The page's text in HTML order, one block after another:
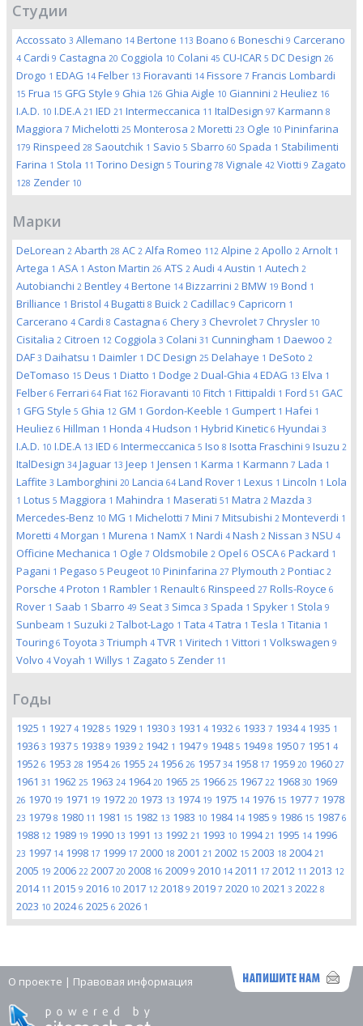
Студии
Accossato 3 Allemano 14 Bertone 113 Boano 6 Boneschi 9 Carcerano
4 Cardi 9 Castagna 20 Coggiola 10 Colani 45 CU-ICAR 5 DC Design 26
Drogo 1 EDAG 14 Felber 13 Fioravanti 14 Fissore 7 Francis Lombardi
15 Frua 15 GFG Style 9 Ghia 126 Ghia Aigle 10 Giannini 2 Heuliez 16
I.A.D. 10 I.DE.A 21 IED 21 Intermeccanica 11 ItalDesign 97 Karmann 8
Maggiora 7 Michelotti 25 Monterosa 2 Moretti 23 Ogle 10 Pininfarina
179 Rinspeed 28 Saoutchik 1 Savio 5 Sbarro 60 Spada 1 Stabilimenti
Farina 1 Stola 11 Torino Design 5 Touring 78 Vignale 42 Viotti 9 Zagato
128 Zender 10
Марки
DeLorean 2 Abarth 28 AC 2 Alfa Romeo 112 Alpine 2 Apollo 2 Arnolt 1
Artega 1 ASA 1 Aston Martin 26 ATS 2 Audi 4 Austin 1 Autech 2
Autobianchi 2 Bentley 4 Bertone 14 Bizzarrini 2 BMW 19 Bond 1
Brilliance 1 Bristol 4 Bugatti 8 Buick 2 Cadillac 9 Capricorn 1
Carcerano 4 Cardi 8 Castagna 6 Chery 3 Chevrolet 7 Chrysler 10
Cisitalia 2 Citroen 12 Coggiola 3 Colani 31 Cunningham 1 Daewoo 2
DAF 3 Daihatsu 1 Daimler 1 DC Design 25 Delahaye 1 DeSoto 2
DeTomaso 15 Deus 1 Diatto 1 Dodge 2 Dual-Ghia 4 EDAG 13 Elva 1
Felber 6 Ferrari 64 Fiat 162 Fioravanti 10 Fitch 1 Fittipaldi 1 Ford 51 GAC
1 GFG Style 5 Ghia 12 GM 1 Gordon-Keeble 1 Gumpert 1 Hafei 1
Heuliez 6 Hillman 1 Honda 4 Hudson 1 Hybrid Kinetic 6 Hyundai 3
I.A.D. 10 I.DE.A 13 IED 6 Intermeccanica 5 Iso 8 Isotta Fraschini 9 Isuzu 2
ItalDesign 34 Jaguar 13 Jeep 1 Jensen 1 Karma 1 Karmann 7 Lada 1
Laffite 3 Lamborghini 20 Lancia 64 Land Rover 1 Lexus 1 Lincoln 1 Lola
1 Lotus 5 Maggiora 1 Mahindra 1 Maserati 51 Matra 2 Mazda 3
Mercedes-Benz 10 MG 1 Michelotti 7 Mini 7 Mitsubishi 2 Monteverdi 1
Moretti 4 Morgan 1 Murena 1 NamX 1 Nardi 4 Nash 2 Nissan 3 NSU 4
Officine Mechanica 1 Ogle 7 Oldsmobile 2 Opel 6 OSCA 6 Packard 1
Pagani 1 Pegaso 5 Peugeot 10 Pininfarina 27 Plymouth 2 Pontiac 2
Porsche 4 Proton 1 Rambler 1 Renault 6 Rinspeed 27 Rolls-Royce 6
Rover 1 Saab 1 Sbarro 49 Seat 3 Simca 3 Spada 1 Spyker 1 Stola 9
Sunbeam 1 Suzuki 2 Talbot-Lago 1 Tata 4 Tatra 1 Tesla 1 Titania 1
Touring 6 Toyota 3 Triumph 4 TVR 1 Viritech 1 Vittori 1 Volkswagen 9
Volvo 4 Voyah 1 Willys 1 Zagato 5 Zender 11
Годы
1925 1 1927 4 1928 5 1929 1 1930 3 1931 4 1932 6 1933 7 19344 1935 1
1936 3 1937 5 1938 9 1939 2 1942 1 1947 9 1948 5 1949 8 1950 7 1951 4
1952 6 1953 28 195426 1955 24 1956 26 1957 34 1958 17 1959 20 1960 27
1961 31 1962 25 1963 24 196420 1965 25 1966 25 1967 22 1968 30 1969
26 1970 19 1971 19 1972 20 1973 13 1974 19 1975 14 1976 15 1977 7 1978
23 1979 8 1980 11 1981 15 1982 13 1983 10 1984 14 1985 9 1986 15 1987 6
1988 12 1989 19 1990 13 1991 13 1992 21 1993 10 199421 1995 14 1996
23 1997 14 1998 17 1999 17 2000 18 2001 21 2002 15 2003 18 200421
2005 19 2006 22 2007 20 2008 16 2009 9 2010 14 2011 17 2012 11 2013 12
2014 11 2015 9 2016 10 2017 12 2018 9 2019 7 2020 10 2021 3 2022 8
2023 10 20246 2025 6 2026 1
О проекте | Правовая информация